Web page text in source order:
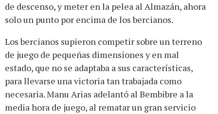
de descenso, y meter en la pelea al Almazán, ahora
solo un punto por encima de los bercianos.
Los bercianos supieron competir sobre un terreno
de juego de pequeñas dimensiones y en mal
estado, que no se adaptaba a sus características,
para llevarse una victoria tan trabajada como
necesaria. Manu Arias adelantó al Bembibre a la
media hora de juego, al rematar un gran servicio